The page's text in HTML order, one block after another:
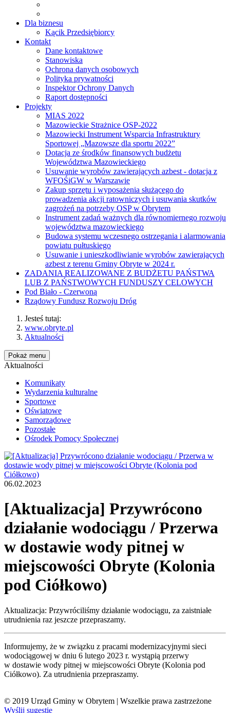
Dla biznesu
Kącik Przedsiębiorcy
Kontakt
Dane kontaktowe
Stanowiska
Ochrona danych osobowych
Polityka prywatności
Inspektor Ochrony Danych
Raport dostępności
Projekty
MIAS 2022
Mazowieckie Strażnice OSP-2022
Mazowiecki Instrument Wsparcia Infrastruktury
Sportowej „Mazowsze dla sportu 2022”
Dotacja ze środków finansowych budżetu
Województwa Mazowieckiego
Usuwanie wyrobów zawierających azbest - dotacja z
WFOŚiGW w Warszawie
Zakup sprzętu i wyposażenia służącego do
prowadzenia akcji ratowniczych i usuwania skutków
zagrożeń na potrzeby OSP w Obrytem
Instrument zadań ważnych dla równomiernego rozwoju
województwa mazowieckiego
Budowa systemu wczesnego ostrzegania i alarmowania
powiatu pułtuskiego
Usuwanie i unieszkodliwianie wyrobów zawierających
azbest z terenu Gminy Obryte w 2024 r.
ZADANIA REALIZOWANE Z BUDŻETU PAŃSTWA
LUB Z PAŃSTWOWYCH FUNDUSZY CELOWYCH
Pod Biało - Czerwoną
Rządowy Fundusz Rozwoju Dróg
Jesteś tutaj:
www.obryte.pl
Aktualności
Pokaż menu
Aktualności
Komunikaty
Wydarzenia kulturalne
Sportowe
Oświatowe
Samorządowe
Pozostałe
Ośrodek Pomocy Społecznej
06.02.2023
[Aktualizacja] Przywrócono
działanie wodociągu / Przerwa
w dostawie wody pitnej w
miejscowości Obryte (Kolonia
pod Ciółkowo)
Aktualizacja: Przywróciliśmy działanie wodociągu, za zaistniałe
utrudnienia raz jeszcze przepraszamy.
Informujemy, że w związku z pracami modernizacyjnymi sieci
wodociągowej w dniu 6 lutego 2023 r. wystąpią przerwy
w dostawie wody pitnej w miejscowości Obryte (Kolonia pod
Ciółkowo). Za utrudnienia przepraszamy.
© 2019 Urząd Gminy w Obrytem | Wszelkie prawa zastrzeżone
Wyślij sugestie